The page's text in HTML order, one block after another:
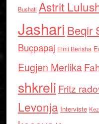
Bushati Astrit
Jashari Beqir
Buçpapaj Elmi Berisha
Eugjen Merlika
shkreli Fritz
Levonja Interviste